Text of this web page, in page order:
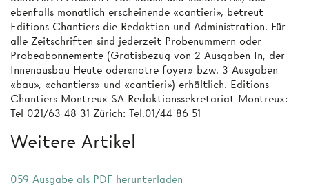
ebenfalls monatlich erscheinende «cantieri», betreut
Editions Chantiers die Redaktion und Administration. Für
alle Zeitschriften sind jederzeit Probenummern oder
Probeabonnemente (Gratisbezug von 2 Ausgaben In, der
Innenausbau Heute oder«notre foyer» bzw. 3 Ausgaben
«bau», «chantiers» und «cantieri») erhältlich. Editions
Chantiers Montreux SA Redaktionssekretariat Montreux:
Tel 021/63 48 31 Zürich: Tel.01/44 86 51
Weitere Artikel
059 Ausgabe als PDF herunterladen